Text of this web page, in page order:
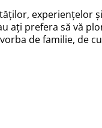
experiențelor
ați prefera să vă
de familie, de